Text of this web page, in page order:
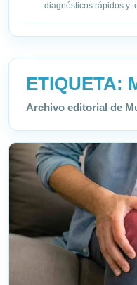
diagnósticos rápidos y
ETIQUETA:
Archivo editorial de